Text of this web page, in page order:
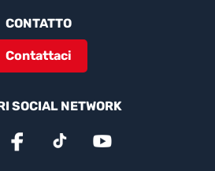
CONTATTO
Contattaci
SOCIAL NETWORK